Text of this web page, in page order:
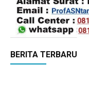
BERITA TERBARU